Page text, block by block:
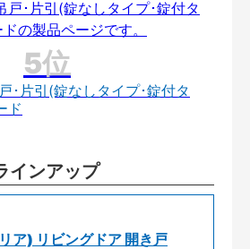
･片引(錠なしタイプ･錠付タ
ド
インアップ
ア) リビングドア 開き戸